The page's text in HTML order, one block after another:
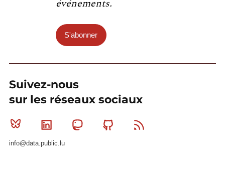
événements.
S'abonner
Suivez-nous
sur les réseaux sociaux
Bluesky Linkedin MastodonGithub
info@data.public.lu